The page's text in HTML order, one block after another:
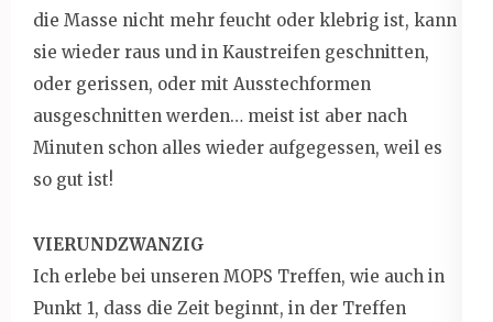
die Masse nicht mehr feucht oder klebrig ist, kann
sie wieder raus und in Kaustreifen geschnitten,
oder gerissen, oder mit Ausstechformen
ausgeschnitten werden… meist ist aber nach
Minuten schon alles wieder aufgegessen, weil es
so gut ist!
VIERUNDZWANZIG
Ich erlebe bei unseren MOPS Treffen, wie auch in
Punkt 1, dass die Zeit beginnt, in der Treffen